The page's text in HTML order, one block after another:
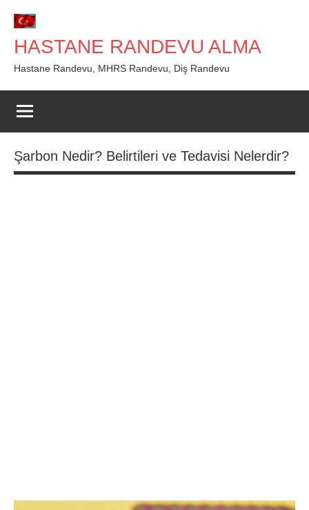
geç
HASTANE RANDEVU ALMA
Hastane Randevu, MHRS Randevu, Diş Randevu
Şarbon Nedir? Belirtileri ve Tedavisi Nelerdir?